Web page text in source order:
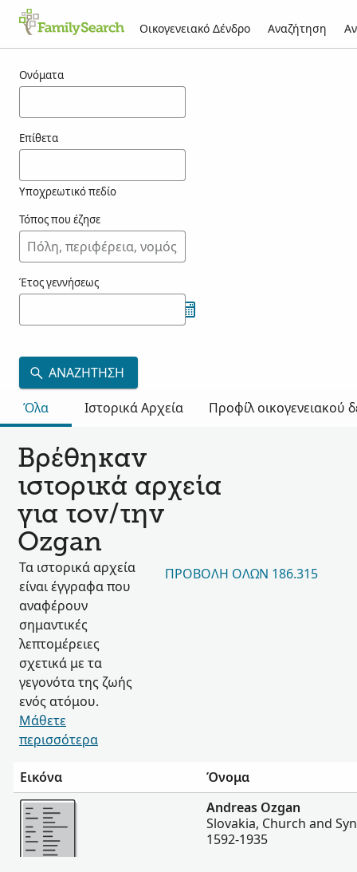
Οικογενειακό Δένδρο Αναζήτηση
Ονόματα
Επίθετα
Υποχρεωτικό πεδίο
Τόπος που έζησε
Έτος γεννήσεως
ΑΝΑΖΉΤΗΣΗ
Όλα
Ιστορικά Αρχεία Προφίλ οικογενειακού
Βρέθηκαν
ιστορικά αρχεία
για τον/την
Ozgan
Τα ιστορικά αρχεία
είναι έγγραφα που
αναφέρουν
σημαντικές
λεπτομέρειες
σχετικά με τα
γεγονότα της ζωής
ενός ατόμου.
Μάθετε
περισσότερα
ΠΡΟΒΟΛΉ ΌΛΩΝ 186.315
Εικόνα
Όνομα
Περισσότερα
Andreas Ozgan
Slovakia, Church and
1592-1935